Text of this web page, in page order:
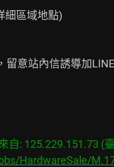
細區域地點)
留意站內信誘導加
自: 125.229.151.73 (
HardwareSale/